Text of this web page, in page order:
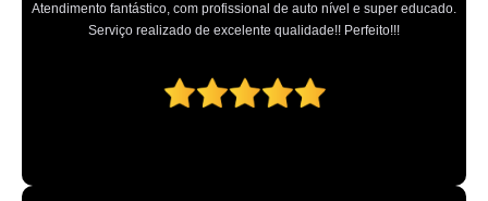
farol de milha universal preço Serra da Cantareira
onde comprar farol de led automotivo Parque Mandaqui
onde vende farol de led redondo ALDEIA DA SERRA
Atendimento fantástico, com profissional de auto nível e super educado.
Serviço realizado de excelente qualidade!! Perfeito!!!